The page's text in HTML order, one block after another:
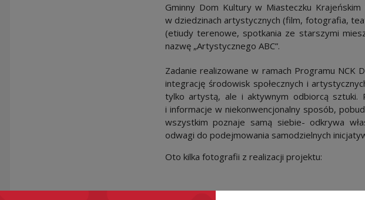
Gminny Dom Kultury w Miasteczku
w dziedzinach artystycznych (film, fotografia,
(etiudy terenowe, spotkania ze starszymi
nazwę „Artystycznego ABC”.
Zadanie realizowane w ramach Programu NCK
integrację środowisk społecznych i
tylko artystą, ale i aktywnym odbiorcą sztuki.
i informacje w niekonwencjonalny sposób,
wszystkim poznaje samą siebie- odkrywa
odwagi do podejmowania samodzielnych
Oto kilka fotografii z realizacji projektu: